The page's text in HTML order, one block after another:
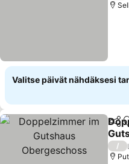
Valitse päivät nähdäksesi
Jaa
/